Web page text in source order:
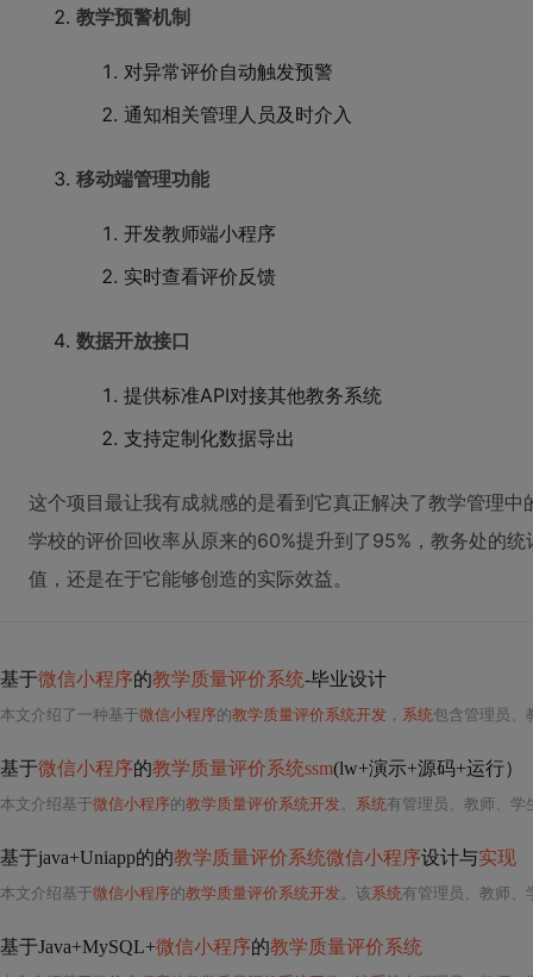
教学预警机制
对异常评价自动触发预警
通知相关管理人员及时介入
移动端管理功能
开发教师端小程序
实时查看评价反馈
数据开放接口
提供标准API对接其他教务系统
支持定制化数据导出
这个项目最让我有成就感的是看到它真正解决了教学管理
学校的评价回收率从原来的60%提升到了95%，教务处的
值，还是在于它能够创造的实际效益。
基于微信小程序的教学质量评价系统-毕业设计
本文介绍了一种基于微信小程序的教学质量评价系统开发 ， 系统包含管理员、
基于微信小程序的教学质量评价系统ssm(lw+演示+源码+运行）
本文介绍基于微信小程序的教学质量评价系统开发。 系统有管理员、教师、学生三个角色
基于java+Uniapp的的教学质量评价系统微信小程序设计与实现
本文介绍基于微信小程序的教学质量评价系统开发。该系统有管理员、教师、
基于Java+MySQL+微信小程序的教学质量评价系统